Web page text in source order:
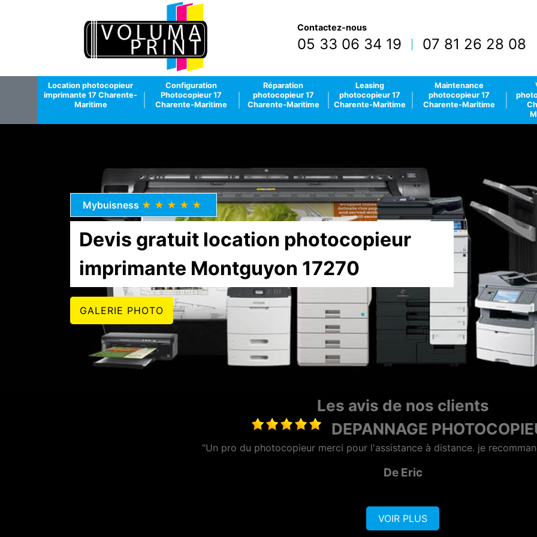
Contactez-nous
05 33 06 34 19 07 81 26 28 08
Location photocopieur
imprimante 17 Charente-
Maritime
Configuration
Photocopieur 17
Charente-Maritime
Réparation
photocopieur 17
Charente-Maritime
Leasing
photocopieur 17
Charente-Maritime
Maintenance
photocopieur 17
Charente-Maritime
Mybuisness ★★★★★
Devis gratuit location photocopieur
imprimante Montguyon 17270
GALERIE PHOTO
Les avis de nos clients
MAINTENANCE
"Entreprise sérieuse et réactive, dotée d'une bonne équipe
De AZERO
VOIR PLUS